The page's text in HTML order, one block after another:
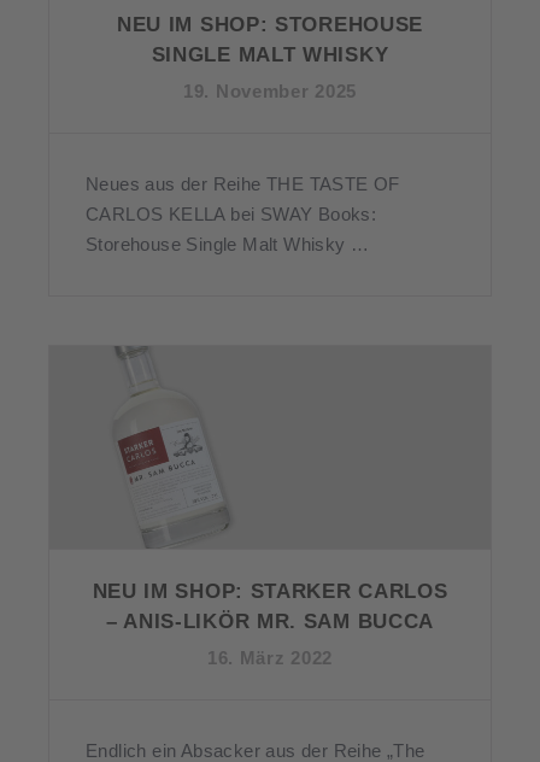
NEU IM SHOP: STOREHOUSE
SINGLE MALT WHISKY
19. November 2025
Neues aus der Reihe THE TASTE OF
CARLOS KELLA bei SWAY Books:
Storehouse Single Malt Whisky …
NEU IM SHOP: STARKER CARLOS
– ANIS-LIKÖR MR. SAM BUCCA
16. März 2022
Endlich ein Absacker aus der Reihe „The